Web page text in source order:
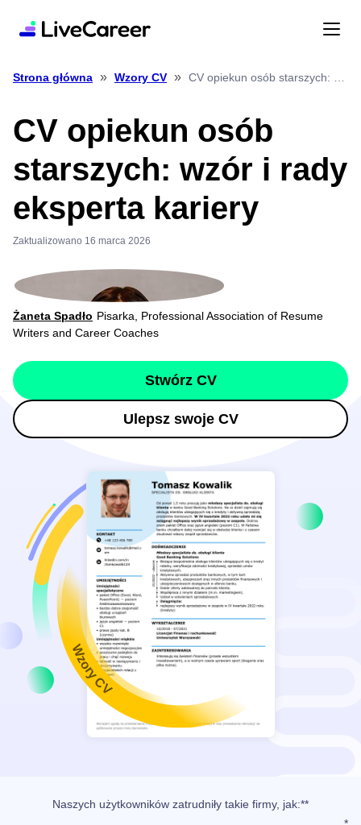
Strona główna » Wzory CV »
CV opiekun osób
starszych: wzór i rady
eksperta kariery
Zaktualizowano 16 marca 2026
Żaneta Spadło Pisarka, Professional Association of Resume
Writers and Career Coaches
Stwórz CV
Ulepsz swoje CV
Wzory CV
Naszych użytkowników zatrudniły takie firmy, jak:**